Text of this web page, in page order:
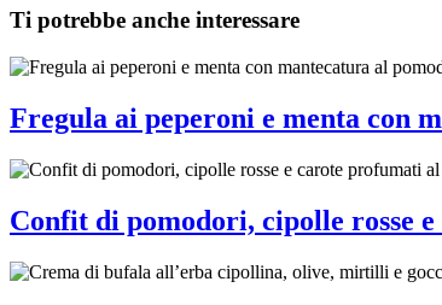
Ti potrebbe anche interessare
Fregula ai peperoni e menta con
Confit di pomodori, cipolle rosse